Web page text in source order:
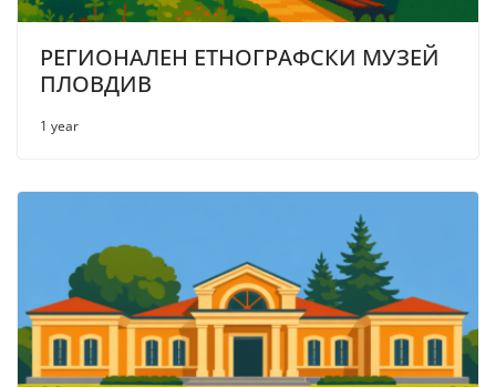
РЕГИОНАЛЕН ЕТНОГРАФСКИ МУЗЕЙ
ПЛОВДИВ
1 year